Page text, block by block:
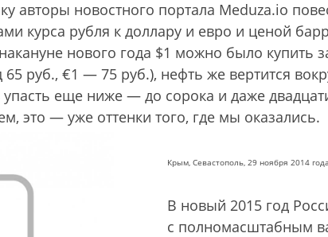
авторы новостного портала Meduza.io
курса рубля к доллару и евро и ценой
нового года $1 можно было купить
руб., €1 — 75 руб.), нефть же вертится
еще ниже — до сорока и даже
это — уже оттенки того, где мы оказались.
Крым, Севастополь, 29 ноября 2014
В новый 2015 год
с полномасштабным